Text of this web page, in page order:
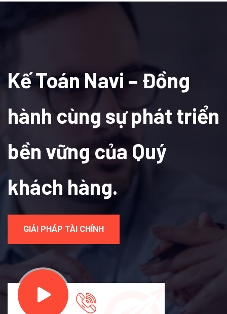
Kế Toán Navi – Đồng
hành cùng sự phát triển
bền vững của Quý
khách hàng.
GIẢI PHÁP TÀI CHÍNH